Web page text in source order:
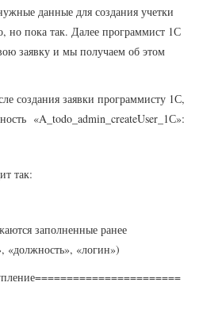
данные для создания учетки
но пока так. Далее программист 1С
заявку и мы получаем об этом
создания заявки программисту 1С,
«A_todo_admin_createUser_1С»:
так:
заполненные ранее
«логин»)